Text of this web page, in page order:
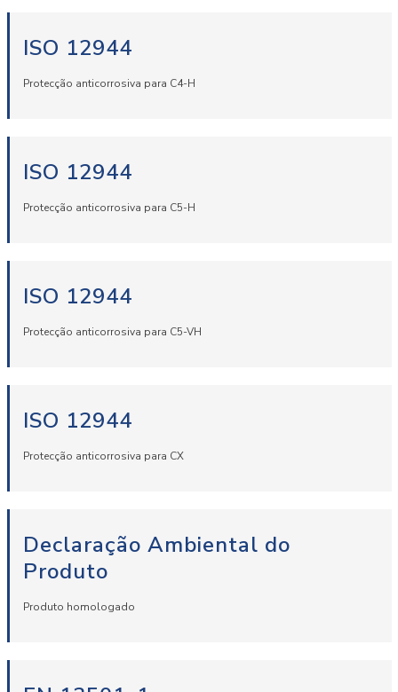
ISO 12944
Protecção anticorrosiva para C4-H
ISO 12944
Protecção anticorrosiva para C5-H
ISO 12944
Protecção anticorrosiva para C5-VH
ISO 12944
Protecção anticorrosiva para CX
Declaração Ambiental do
Produto
Produto homologado